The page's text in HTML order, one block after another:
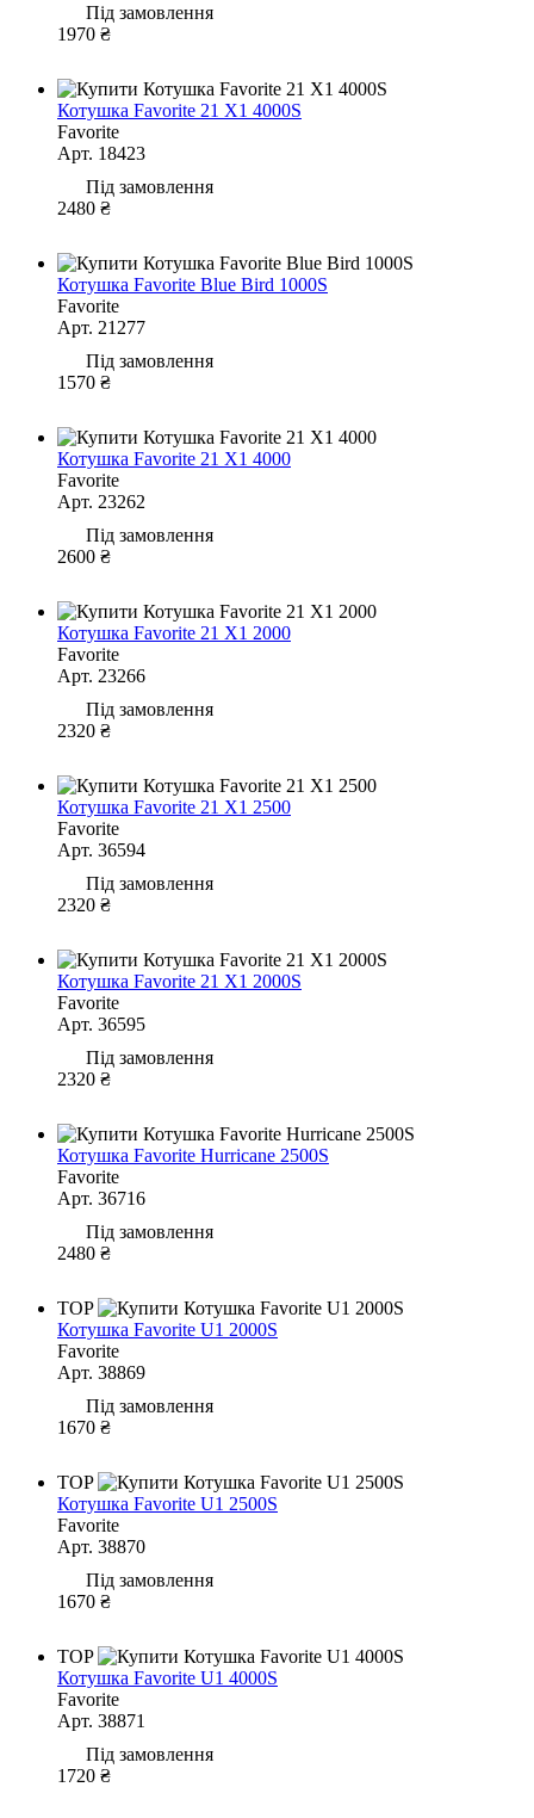
Під замовлення
1970 ₴
Котушка Favorite 21 X1 4000S
Favorite
Арт. 18423
Під замовлення
2480 ₴
Котушка Favorite Blue Bird 1000S
Favorite
Арт. 21277
Під замовлення
1570 ₴
Котушка Favorite 21 X1 4000
Favorite
Арт. 23262
Під замовлення
2600 ₴
Котушка Favorite 21 X1 2000
Favorite
Арт. 23266
Під замовлення
2320 ₴
Котушка Favorite 21 X1 2500
Favorite
Арт. 36594
Під замовлення
2320 ₴
Котушка Favorite 21 X1 2000S
Favorite
Арт. 36595
Під замовлення
2320 ₴
Котушка Favorite Hurricane 2500S
Favorite
Арт. 36716
Під замовлення
2480 ₴
TOP
Котушка Favorite U1 2000S
Favorite
Арт. 38869
Під замовлення
1670 ₴
TOP
Котушка Favorite U1 2500S
Favorite
Арт. 38870
Під замовлення
1670 ₴
TOP
Котушка Favorite U1 4000S
Favorite
Арт. 38871
Під замовлення
1720 ₴